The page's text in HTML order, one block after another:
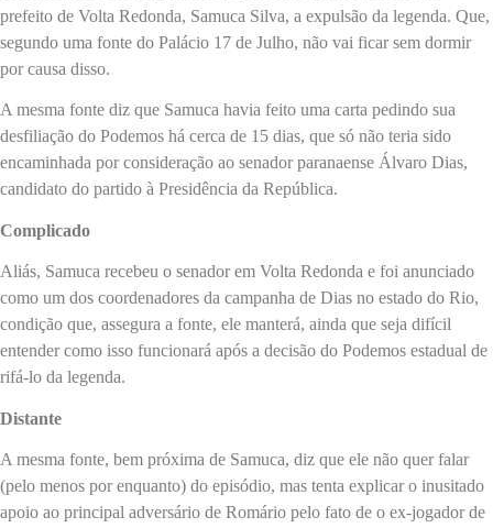
prefeito de Volta Redonda, Samuca Silva, a expulsão da legenda. Que,
segundo uma fonte do Palácio 17 de Julho, não vai ficar sem dormir
por causa disso.
A mesma fonte diz que Samuca havia feito uma carta pedindo sua
desfiliação do Podemos há cerca de 15 dias, que só não teria sido
encaminhada por consideração ao senador paranaense Álvaro Dias,
candidato do partido à Presidência da República.
Complicado
Aliás, Samuca recebeu o senador em Volta Redonda e foi anunciado
como um dos coordenadores da campanha de Dias no estado do Rio,
condição que, assegura a fonte, ele manterá, ainda que seja difícil
entender como isso funcionará após a decisão do Podemos estadual de
rifá-lo da legenda.
Distante
A mesma fonte, bem próxima de Samuca, diz que ele não quer falar
(pelo menos por enquanto) do episódio, mas tenta explicar o inusitado
apoio ao principal adversário de Romário pelo fato de o ex-jogador de